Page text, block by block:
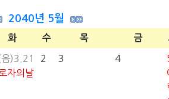
2040년 5월
화 수 목 금
음)3.21
자의날
2 3 4